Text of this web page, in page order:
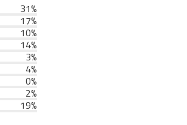
31%
17%
10%
14%
3%
4%
0%
2%
19%